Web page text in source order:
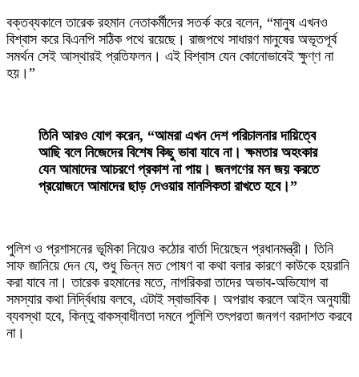
‎বক্তব্যকালে তারেক রহমান নেতাকর্মীদের সতর্ক করে বলেন, “মানুষ এখনও
বিশ্বাস করে বিএনপি সঠিক পথে রয়েছে। রাজপথে সাধারণ মানুষের অভূতপূর্ব
সমর্থন সেই আস্থারই প্রতিফলন। এই বিশ্বাস যেন কোনোভাবেই ক্ষুণ্ণ না
হয়।”
তিনি আরও যোগ করেন, “আমরা এখন দেশ পরিচালনার দায়িত্বে
আছি বলে নিজেদের বিশেষ কিছু ভাবা যাবে না। ক্ষমতার অহংকার
যেন আমাদের আচরণে প্রকাশ না পায়। জনগণের মন জয় করতে
প্রয়োজনে আমাদের ছাড় দেওয়ার মানসিকতা রাখতে হবে।”
‎পুলিশ ও প্রশাসনের ভূমিকা নিয়েও কঠোর বার্তা দিয়েছেন প্রধানমন্ত্রী। তিনি
সাফ জানিয়ে দেন যে, শুধু ভিন্ন মত পোষণ বা কথা বলার কারণে কাউকে হয়রানি
করা যাবে না। তারেক রহমানের মতে, নাগরিকরা তাদের অভাব-অভিযোগ বা
সমস্যার কথা নির্দ্বিধায় বলবে, এটাই স্বাভাবিক। অপরাধ করলে আইন অনুযায়ী
ব্যবস্থা হবে, কিন্তু বাকস্বাধীনতা দমনে পুলিশি তৎপরতা জনগণ বরদাশত করবে
না।